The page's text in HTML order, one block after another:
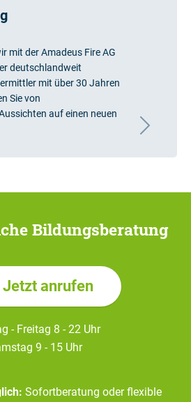
mit der Amadeus Fire AG
deutschlandweit
mit über 30 Jahren
Sie von
auf einen neuen
Bildungsberatung
Jetzt anrufen
- Freitag 8 - 22 Uhr
9 - 15 Uhr
Sofortberatung oder flexible